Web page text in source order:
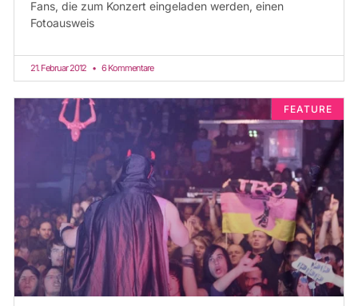
Fans, die zum Konzert eingeladen werden, einen
Fotoausweis
21. Februar 2012 6 Kommentare
FEATURE